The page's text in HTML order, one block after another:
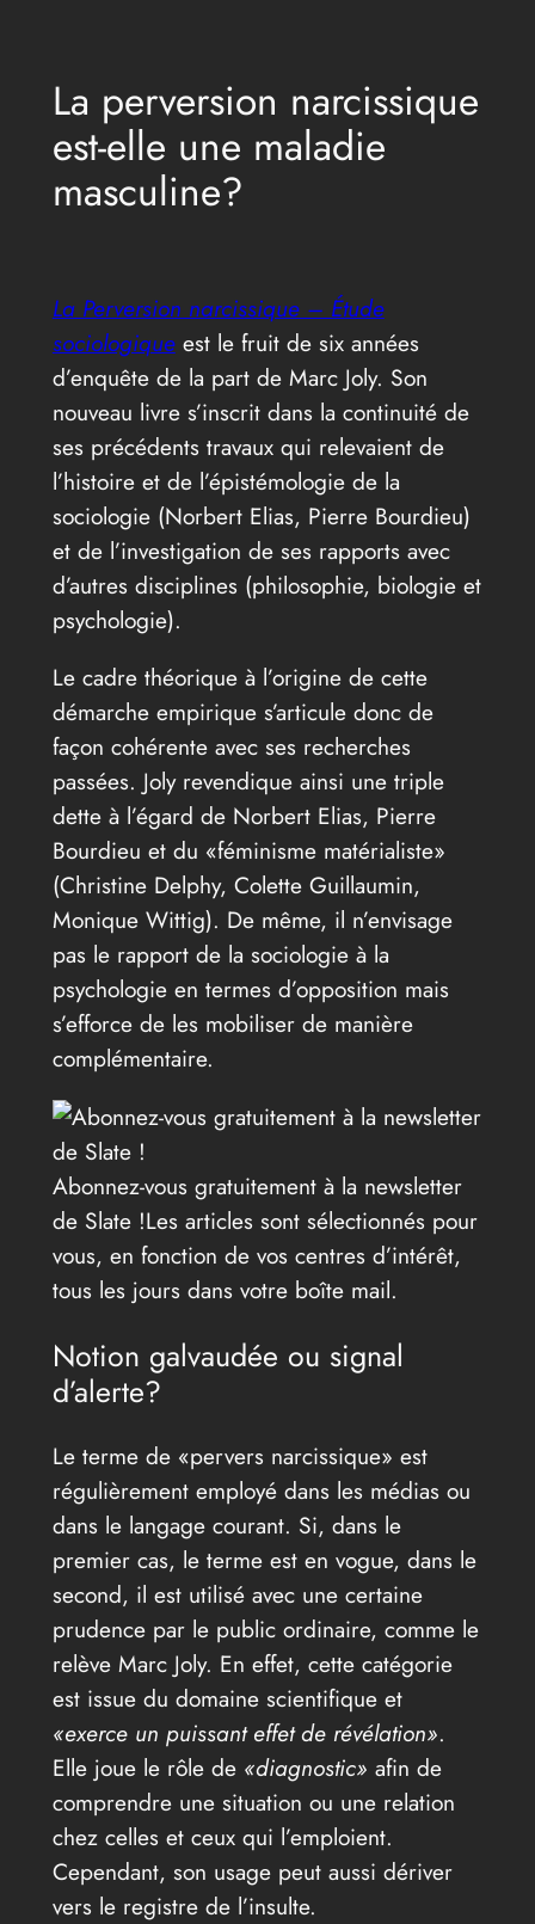
contenuLa perversion narcissique
est-elle une maladie
masculine?
La Perversion narcissique – Étude
sociologiqueest le fruit de six années
d’enquête de la part de Marc Joly. Son
nouveau livre s’inscrit dans la continuité de
ses précédents travaux qui relevaient de
l’histoire et de l’épistémologie de la
sociologie (Norbert Elias, Pierre Bourdieu)
et de l’investigation de ses rapports avec
d’autres disciplines (philosophie, biologie et
psychologie).
Le cadre théorique à l’origine de cette
démarche empirique s’articule donc de
façon cohérente avec ses recherches
passées. Joly revendique ainsi une triple
dette à l’égard de Norbert Elias, Pierre
Bourdieu et du «féminisme matérialiste»
(Christine Delphy, Colette Guillaumin,
Monique Wittig). De même, il n’envisage
pas le rapport de la sociologie à la
psychologie en termes d’opposition mais
s’efforce de les mobiliser de manière
complémentaire.
Abonnez-vous gratuitement à la newsletter
de Slate !Les articles sont sélectionnés pour
vous, en fonction de vos centres d’intérêt,
tous les jours dans votre boîte mail.
Notion galvaudée ou signal
d’alerte?
Le terme de «pervers narcissique» est
régulièrement employé dans les médias ou
dans le langage courant. Si, dans le
premier cas, le terme est en vogue, dans le
second, il est utilisé avec une certaine
prudence par le public ordinaire, comme le
relève Marc Joly. En effet, cette catégorie
est issue du domaine scientifique et
«exerce un puissant effet de révélation».
Elle joue le rôle de «diagnostic» afin de
comprendre une situation ou une relation
chez celles et ceux qui l’emploient.
Cependant, son usage peut aussi dériver
vers le registre de l’insulte.